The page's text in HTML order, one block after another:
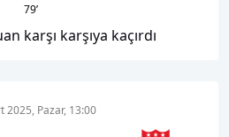
79’
karşı karşıya kaçırdı
2025, Pazar, 13:00